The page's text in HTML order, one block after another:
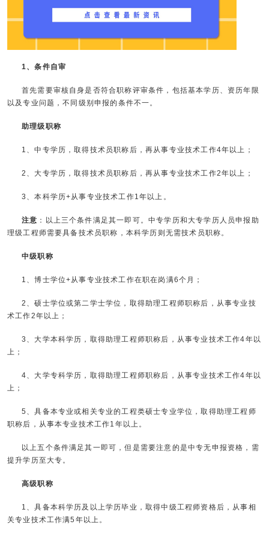
1、条件自审
首先需要审核自身是否符合职称评审条件，包括基本学历、资历年限
以及专业问题，不同级别申报的条件不一。
助理级职称
1、中专学历，取得技术员职称后，再从事专业技术工作4年以上；
2、大专学历，取得技术员职称后，再从事专业技术工作2年以上；
3、本科学历+从事专业技术工作1年以上。
注意 ：以上三个条件满足其一即可。中专学历和大专学历人员申报助
理级工程师需要具备技术员职称，本科学历则无需技术员职称。
中级职称
1、博士学位+从事专业技术工作在职在岗满6个月；
2、硕士学位或第二学士学位，取得助理工程师职称后，从事专业技
术工作2年以上；
3、大学本科学历，取得助理工程师职称后，从事专业技术工作4年以
上；
4、大学专科学历，取得助理工程师职称后，从事专业技术工作4年以
上；
5、具备本专业或相关专业的工程类硕士专业学位，取得助理工程师
职称后，从事本专业技术工作1年以上。
以上五个条件满足其一即可，但是需要注意的是中专无申报资格，需
提升学历至大专。
高级职称
1、具备本科学历及以上学历毕业，取得中级工程师资格后，从事相
关专业技术工作满5年以上。